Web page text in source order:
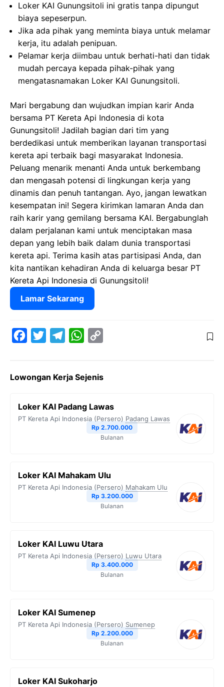
Loker KAI Gunungsitoli ini gratis tanpa dipungut
biaya sepeserpun.
Jika ada pihak yang meminta biaya untuk melamar
kerja, itu adalah penipuan.
Pelamar kerja diimbau untuk berhati-hati dan tidak
mudah percaya kepada pihak-pihak yang
mengatasnamakan Loker KAI Gunungsitoli.
Mari bergabung dan wujudkan impian karir Anda
bersama PT Kereta Api Indonesia di kota
Gunungsitoli! Jadilah bagian dari tim yang
berdedikasi untuk memberikan layanan transportasi
kereta api terbaik bagi masyarakat Indonesia.
Peluang menarik menanti Anda untuk berkembang
dan mengasah potensi di lingkungan kerja yang
dinamis dan penuh tantangan. Ayo, jangan lewatkan
kesempatan ini! Segera kirimkan lamaran Anda dan
raih karir yang gemilang bersama KAI. Bergabunglah
dalam perjalanan kami untuk menciptakan masa
depan yang lebih baik dalam dunia transportasi
kereta api. Terima kasih atas partisipasi Anda, dan
kita nantikan kehadiran Anda di keluarga besar PT
Kereta Api Indonesia di Gunungsitoli!
Lamar Sekarang
e
o
t
e
e
r
W
t
A
y
i
n
k
Lowongan Kerja Sejenis
Loker KAI Padang Lawas
PT Kereta Api Indonesia (Persero) Padang Lawas
Rp 2.700.000
Bulanan
Loker KAI Mahakam Ulu
PT Kereta Api Indonesia (Persero) Mahakam Ulu
Rp 3.200.000
Bulanan
Loker KAI Luwu Utara
PT Kereta Api Indonesia (Persero) Luwu Utara
Rp 3.400.000
Bulanan
Loker KAI Sumenep
PT Kereta Api Indonesia (Persero) Sumenep
Rp 2.200.000
Bulanan
Loker KAI Sukoharjo